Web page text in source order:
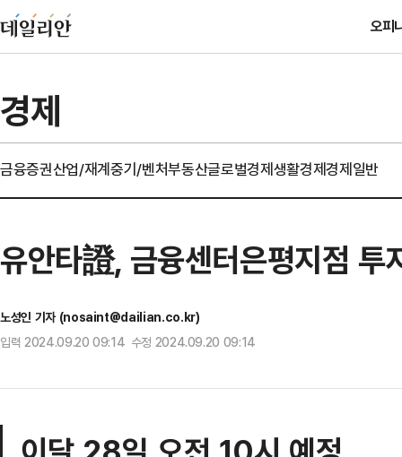
오피
경제
금융증권산업/재계중기/벤처부동산글로벌경제생활경제경제일반
유안타證, 금융센터은평지점 투
노성인 기자 (nosaint@dailian.co.kr)
입력 2024.09.20 09:14 수정 2024.09.20 09:14